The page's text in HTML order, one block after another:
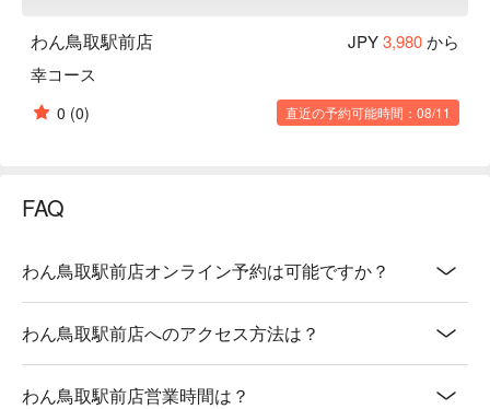
わん鳥取駅前店 JPY3,980から
幸コース
0 (0) 直近の予約可能時間：08/11
FAQ
わん鳥取駅前店オンライン予約は可能ですか？
わん鳥取駅前店へのアクセス方法は？
わん鳥取駅前店営業時間は？